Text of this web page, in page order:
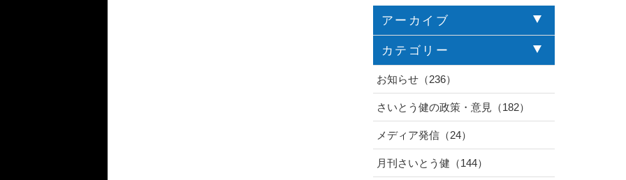
アーカイブ
カテゴリー
お知らせ（236）
さいとう健の政策・意見（182）
メディア発信（24）
月刊さいとう健（144）